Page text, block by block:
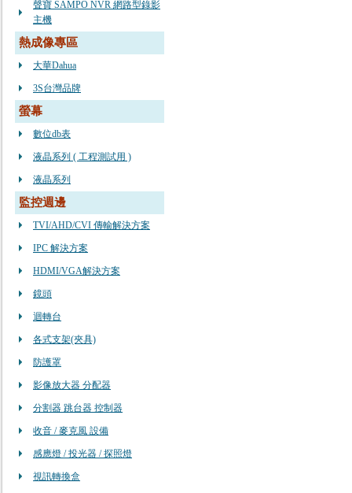
聲寶 SAMPO NVR 網路型錄影
主機
熱成像專區
大華Dahua
3S台灣品牌
螢幕
數位db表
液晶系列 ( 工程測試用 )
液晶系列
監控週邊
TVI/AHD/CVI 傳輸解決方案
IPC 解決方案
HDMI/VGA解決方案
鏡頭
迴轉台
各式支架(夾具)
防護罩
影像放大器 分配器
分割器 跳台器 控制器
收音 / 麥克風 設備
感應燈 / 投光器 / 探照燈
視訊轉換盒